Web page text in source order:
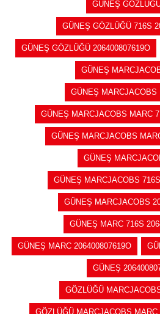
GÜNEŞ
GÜNEŞ GÖZLÜĞÜ 716S
GÜNEŞ GÖZLÜĞÜ 206400807619O
GÜNEŞ
GÜNEŞ MARCJACOBS
GÜNEŞ MARCJACOBS MARC
GÜNEŞ MARCJACOBS
GÜNEŞ
GÜNEŞ MARCJACOBS
GÜNEŞ MARCJACOBS
GÜNEŞ MARC 716S
GÜNEŞ MARC 206400807619O
GÜNEŞ
GÖZLÜĞÜ
GÖZLÜĞÜ MARCJACOBS MARC